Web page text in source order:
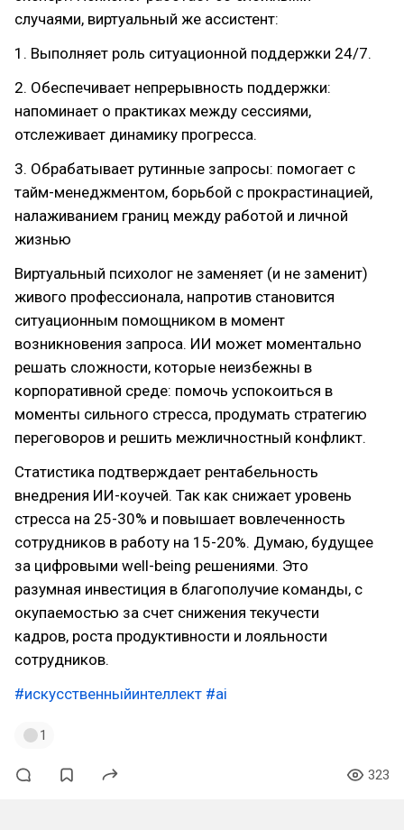
случаями, виртуальный же ассистент:
1. Выполняет роль ситуационной поддержки 24/7.
2. Обеспечивает непрерывность поддержки:
напоминает о практиках между сессиями,
отслеживает динамику прогресса.
3. Обрабатывает рутинные запросы: помогает с
тайм-менеджментом, борьбой с прокрастинацией,
налаживанием границ между работой и личной
жизнью
Виртуальный психолог не заменяет (и не заменит)
живого профессионала, напротив становится
ситуационным помощником в момент
возникновения запроса. ИИ может моментально
решать сложности, которые неизбежны в
корпоративной среде: помочь успокоиться в
моменты сильного стресса, продумать стратегию
переговоров и решить межличностный конфликт.
Статистика подтверждает рентабельность
внедрения ИИ-коучей. Так как снижает уровень
стресса на 25-30% и повышает вовлеченность
сотрудников в работу на 15-20%. Думаю, будущее
за цифровыми well-being решениями. Это
разумная инвестиция в благополучие команды, с
окупаемостью за счет снижения текучести
кадров, роста продуктивности и лояльности
сотрудников.
#искусственныйинтеллект #ai
1
323